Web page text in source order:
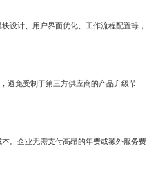
设计、用户界面优化、工作流程配置等，
避免受制于第三方供应商的产品升级节
。企业无需支付高昂的年费或额外服务费